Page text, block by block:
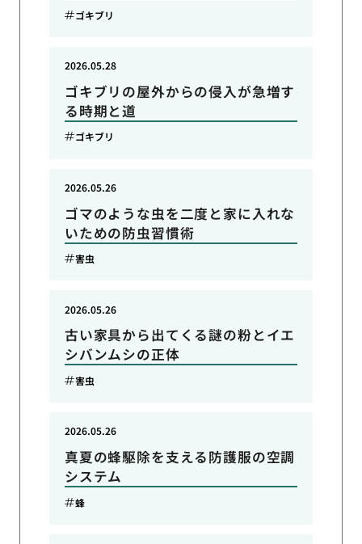
ゴキブリ
ゴキブリの屋外からの侵入が急増す
る時期と道
2026.05.28
ゴキブリ
ゴマのような虫を二度と家に入れな
いための防虫習慣術
2026.05.26
害虫
古い家具から出てくる謎の粉とイエ
シバンムシの正体
2026.05.26
害虫
真夏の蜂駆除を支える防護服の空調
システム
2026.05.26
蜂